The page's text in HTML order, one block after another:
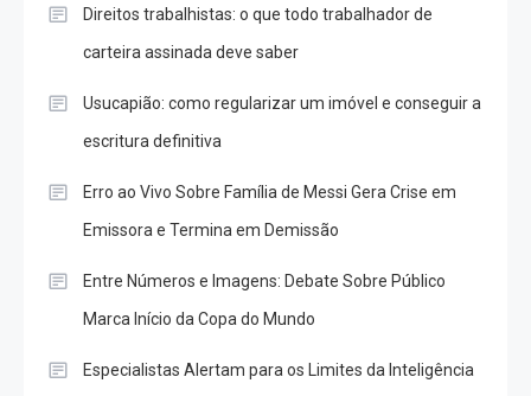
Direitos trabalhistas: o que todo trabalhador de
carteira assinada deve saber
Usucapião: como regularizar um imóvel e conseguir a
escritura definitiva
Erro ao Vivo Sobre Família de Messi Gera Crise em
Emissora e Termina em Demissão
Entre Números e Imagens: Debate Sobre Público
Marca Início da Copa do Mundo
Especialistas Alertam para os Limites da Inteligência